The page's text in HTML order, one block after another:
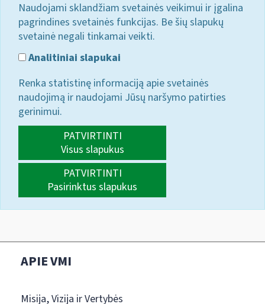
Naudojami sklandžiam svetainės veikimui ir įgalina
pagrindines svetainės funkcijas. Be šių slapukų
svetainė negali tinkamai veikti.
Analitiniai slapukai
Renka statistinę informaciją apie svetainės
naudojimą ir naudojami Jūsų naršymo patirties
gerinimui.
PATVIRTINTI
Visus slapukus
PATVIRTINTI
Pasirinktus slapukus
APIE VMI
Misija, Vizija ir Vertybės